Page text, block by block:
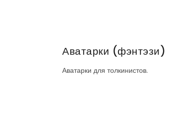
Аватарки (фэнтэзи)
Аватарки для толкинистов.